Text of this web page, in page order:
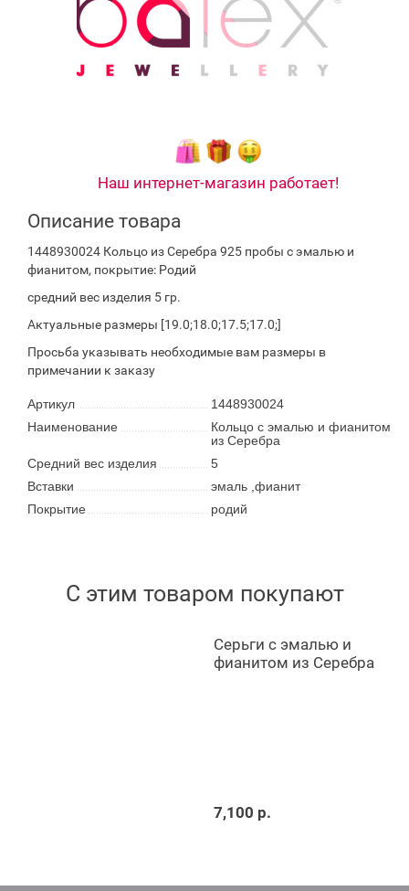
Наш интернет-магазин работает!
Описание товара
1448930024 Кольцо из Серебра 925 пробы с эмалью и
фианитом, покрытие: Родий
средний вес изделия 5 гр.
Актуальные размеры [19.0;18.0;17.5;17.0;]
Просьба указывать необходимые вам размеры в
примечании к заказу
Артикул
1448930024
Наименование
Кольцо с эмалью и фианитом
из Серебра
Средний вес изделия
5
Вставки
эмаль ,фианит
Покрытие
родий
С этим товаром покупают
Серьги с эмалью и
фианитом из Серебра
7,100 р.